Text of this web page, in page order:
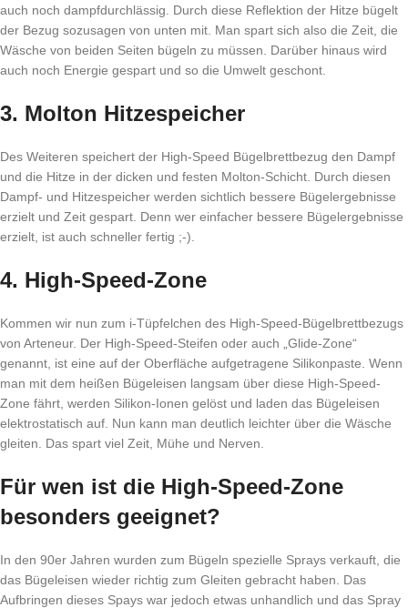
auch noch dampfdurchlässig. Durch diese Reflektion der Hitze bügelt
der Bezug sozusagen von unten mit. Man spart sich also die Zeit, die
Wäsche von beiden Seiten bügeln zu müssen. Darüber hinaus wird
auch noch Energie gespart und so die Umwelt geschont.
3. Molton Hitzespeicher
Des Weiteren speichert der High-Speed Bügelbrettbezug den Dampf
und die Hitze in der dicken und festen Molton-Schicht. Durch diesen
Dampf- und Hitzespeicher werden sichtlich bessere Bügelergebnisse
erzielt und Zeit gespart. Denn wer einfacher bessere Bügelergebnisse
erzielt, ist auch schneller fertig ;-).
4. High-Speed-Zone
Kommen wir nun zum i-Tüpfelchen des High-Speed-Bügelbrettbezugs
von Arteneur. Der High-Speed-Steifen oder auch „Glide-Zone“
genannt, ist eine auf der Oberfläche aufgetragene Silikonpaste. Wenn
man mit dem heißen Bügeleisen langsam über diese High-Speed-
Zone fährt, werden Silikon-Ionen gelöst und laden das Bügeleisen
elektrostatisch auf. Nun kann man deutlich leichter über die Wäsche
gleiten. Das spart viel Zeit, Mühe und Nerven.
Für wen ist die High-Speed-Zone
besonders geeignet?
In den 90er Jahren wurden zum Bügeln spezielle Sprays verkauft, die
das Bügeleisen wieder richtig zum Gleiten gebracht haben. Das
Aufbringen dieses Spays war jedoch etwas unhandlich und das Spray